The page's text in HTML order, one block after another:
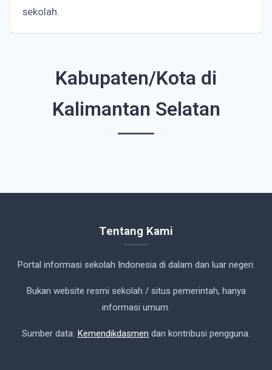
sekolah.
Kabupaten/Kota di
Kalimantan Selatan
Tentang Kami
Portal informasi sekolah Indonesia di dalam dan luar negeri.
Bukan website resmi sekolah / situs pemerintah, hanya
informasi umum.
Sumber data: Kemendikdasmen dan kontribusi pengguna.